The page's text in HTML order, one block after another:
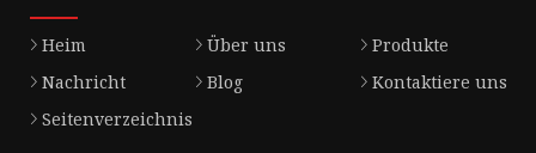
Heim Über uns
Produkte
Nachricht
Blog
Kontaktiere uns
Seitenverzeichnis